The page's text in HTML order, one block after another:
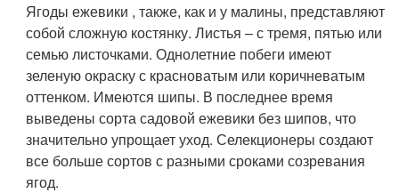
Ягоды ежевики , также, как и у малины, представляют
собой сложную костянку. Листья – с тремя, пятью или
семью листочками. Однолетние побеги имеют
зеленую окраску с красноватым или коричневатым
оттенком. Имеются шипы. В последнее время
выведены сорта садовой ежевики без шипов, что
значительно упрощает уход. Селекционеры создают
все больше сортов с разными сроками созревания
ягод.